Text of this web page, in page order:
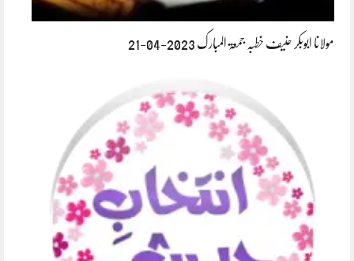
مولانا ابوبکر حنیف خطبہ جمعۃ المبارک 2023-04-21